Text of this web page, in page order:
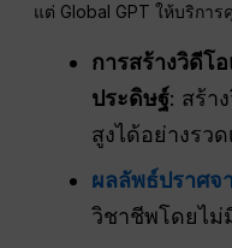
แต่ Global GPT ให้บริกา
การสร้างวิดีโ
ประดิษฐ์: สร้า
สูงได้อย่างรวด
ผลลัพธ์ปราศจ
วิชาชีพโดยไม่